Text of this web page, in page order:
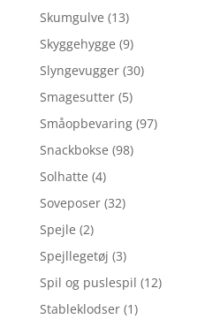
Skumgulve (13)
Skyggehygge (9)
Slyngevugger (30)
Smagesutter (5)
Småopbevaring (97)
Snackbokse (98)
Solhatte (4)
Soveposer (32)
Spejle (2)
Spejllegetøj (3)
Spil og puslespil (12)
Stableklodser (1)